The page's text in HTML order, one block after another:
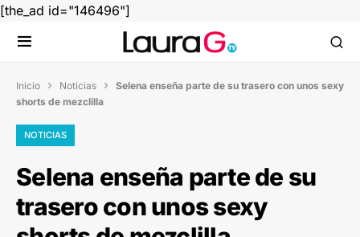
[the_ad id="146496"]
Inicio  Noticias  Selena enseña parte de su trasero con unos sexy
shorts de mezclilla
NOTICIAS
Selena enseña parte de su
trasero con unos sexy